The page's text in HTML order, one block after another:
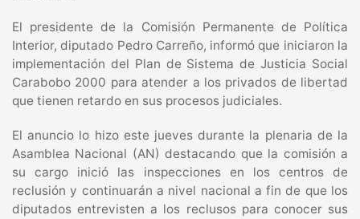
El presidente de la Comisión Permanente de Política
Interior, diputado Pedro Carreño, informó que iniciaron la
implementación del Plan de Sistema de Justicia Social
Carabobo 2000 para atender a los privados de libertad
que tienen retardo en sus procesos judiciales.
El anuncio lo hizo este jueves durante la plenaria de la
Asamblea Nacional (AN) destacando que la comisión a
su cargo inició las inspecciones en los centros de
reclusión y continuarán a nivel nacional a fin de que los
diputados entrevisten a los reclusos para conocer sus